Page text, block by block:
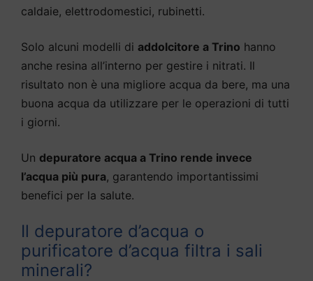
caldaie, elettrodomestici, rubinetti.
Solo alcuni modelli di addolcitore a Trino hanno
anche resina all’interno per gestire i nitrati. Il
risultato non è una migliore acqua da bere, ma una
buona acqua da utilizzare per le operazioni di tutti
i giorni.
Un depuratore acqua a Trino rende invece
l’acqua più pura, garantendo importantissimi
benefici per la salute.
Il depuratore d’acqua o
purificatore d’acqua filtra i sali
minerali?